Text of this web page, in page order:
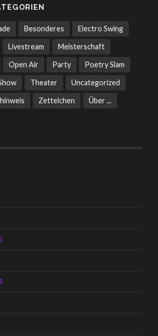
Besonderes Electro Swing
Livestream Meisterschaft
Open Air Party Poetry Slam
Theater Uncategorized
Zettelchen Über ...